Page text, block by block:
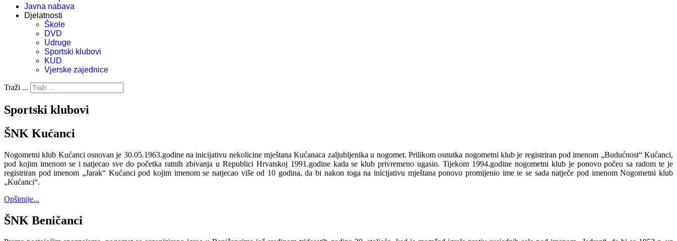
Javna nabava
Djelatnosti
Škole
DVD
Udruge
Sportski klubovi
KUD
Vjerske zajednice
Traži ...
Sportski klubovi
ŠNK Kućanci
Nogometni klub Kućanci osnovan je 30.05.1963.godine na inicijativu nekolicine mještana Kućanaca zaljubljenika u nogomet. Prilikom osnutka nogometni klub je registriran pod imenom „Budućnost“ Kućanci,
pod kojim imenom se i natjecao sve do početka ratnih zbivanja u Republici Hrvatskoj 1991.godine kada se klub privremeno ugasio. Tijekom 1994.godine nogometni klub je ponovo počeo sa radom te je
registriran pod imenom „Jarak“ Kućanci pod kojim imenom se natjecao više od 10 godina, da bi nakon toga na inicijativu mještana ponovo promijenio ime te se sada natječe pod imenom Nogometni klub
„Kućanci“.
Opširnije...
ŠNK Beničanci